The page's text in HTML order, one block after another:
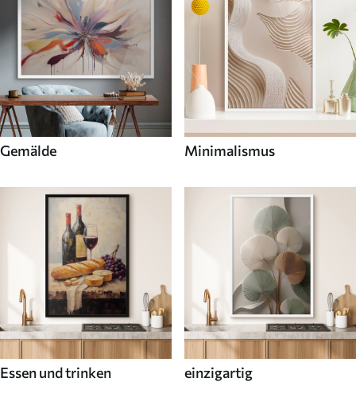
Gemälde Minimalismus
Essen und trinken einzigartig